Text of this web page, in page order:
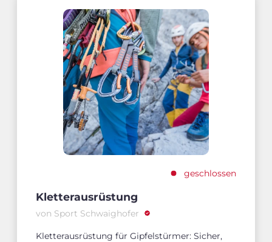
geschlossen
Kletterausrüstung
von Sport Schwaighofer
Kletterausrüstung für Gipfelstürmer: Sicher,